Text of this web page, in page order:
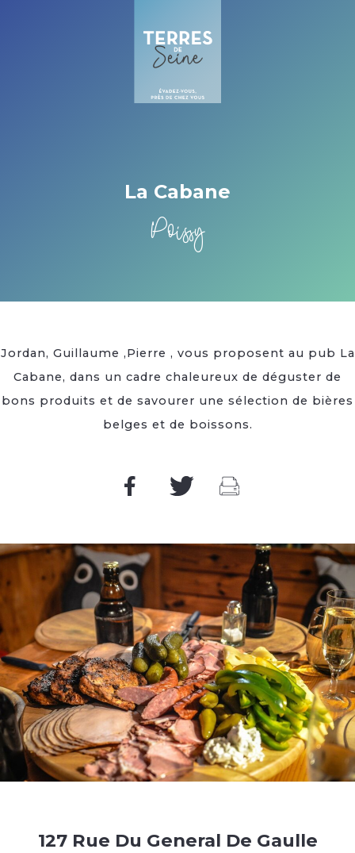
La Cabane
Poissy
Jordan, Guillaume ,Pierre , vous proposent au pub La
Cabane, dans un cadre chaleureux de déguster de
bons produits et de savourer une sélection de bières
belges et de boissons.
127 Rue Du General De Gaulle